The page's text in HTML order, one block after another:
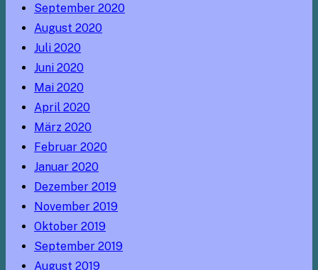
September 2020
August 2020
Juli 2020
Juni 2020
Mai 2020
April 2020
März 2020
Februar 2020
Januar 2020
Dezember 2019
November 2019
Oktober 2019
September 2019
August 2019